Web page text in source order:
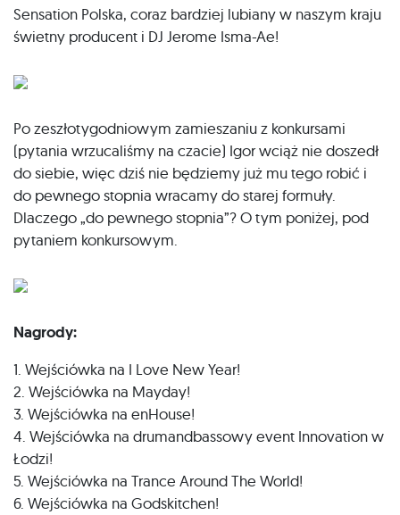
Sensation Polska, coraz bardziej lubiany w naszym kraju
świetny producent i DJ Jerome Isma-Ae!
Po zeszłotygodniowym zamieszaniu z konkursami
(pytania wrzucaliśmy na czacie) Igor wciąż nie doszedł
do siebie, więc dziś nie będziemy już mu tego robić i
do pewnego stopnia wracamy do starej formuły.
Dlaczego „do pewnego stopnia”? O tym poniżej, pod
pytaniem konkursowym.
Nagrody:
1. Wejściówka na I Love New Year!
2. Wejściówka na Mayday!
3. Wejściówka na enHouse!
4. Wejściówka na drumandbassowy event Innovation w
Łodzi!
5. Wejściówka na Trance Around The World!
6. Wejściówka na Godskitchen!